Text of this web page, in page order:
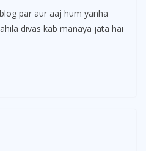
par aur aaj hum yanha
divas kab manaya jata hai